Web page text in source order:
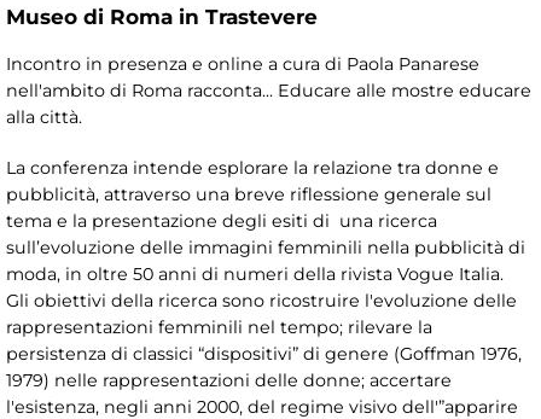
Museo di Roma in Trastevere
Incontro in presenza e online a cura di Paola Panarese
nell'ambito di Roma racconta... Educare alle mostre educare
alla città.
La conferenza intende esplorare la relazione tra donne e
pubblicità, attraverso una breve riflessione generale sul
tema e la presentazione degli esiti di una ricerca
sull’evoluzione delle immagini femminili nella pubblicità di
moda, in oltre 50 anni di numeri della rivista Vogue Italia.
Gli obiettivi della ricerca sono ricostruire l'evoluzione delle
rappresentazioni femminili nel tempo; rilevare la
persistenza di classici “dispositivi” di genere (Goffman 1976,
1979) nelle rappresentazioni delle donne; accertare
l'esistenza, negli anni 2000, del regime visivo dell'”apparire